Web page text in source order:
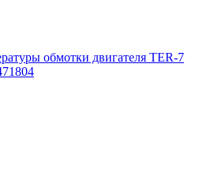
обмотки двигателя TER-7